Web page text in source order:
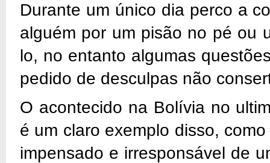
Durante um único dia perco a
alguém por um pisão no pé ou
lo, no entanto algumas
pedido de desculpas não
O acontecido na Bolívia no
é um claro exemplo disso,
impensado e irresponsável de